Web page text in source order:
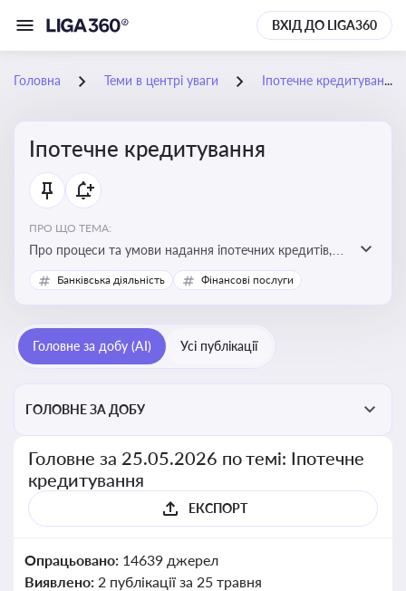
ВХІД ДО LIGA360
Головна Теми в центрі уваги Іпотечне кредитування
Іпотечне кредитування
ПРО ЩО ТЕМА:
Про процеси та умови надання іпотечних кредитів,
зміни у законодавстві та тенденції на ринку житла
Банківська діяльність Фінансові послуги
Головне за добу (AI) Усі публікації
ГОЛОВНЕ ЗА ДОБУ
Головне за 25.05.2026 по темі: Іпотечне
кредитування
ЕКСПОРТ
Опрацьовано: 14639 джерел
Виявлено: 2 публікації за 25 травня